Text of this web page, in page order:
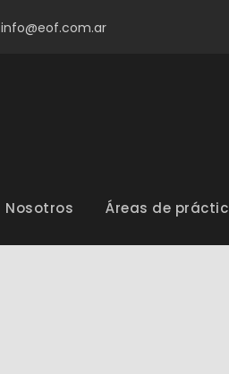
info@eof.com.ar
Nosotros Áreas de